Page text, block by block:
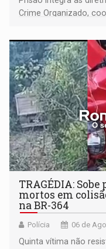
Crime Organizado,
TRAGÉDIA:
mortos em
na BR-364
Polícia 06 de
Quinta vítima não